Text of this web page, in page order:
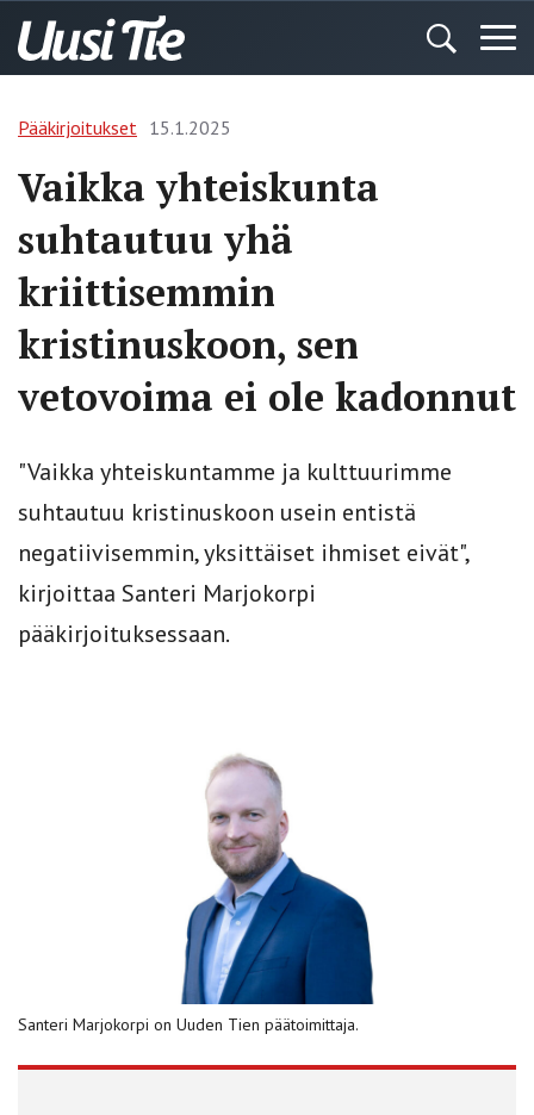
Pääkirjoitukset 15.1.2025
Vaikka yhteiskunta
suhtautuu yhä
kriittisemmin
kristinuskoon, sen
vetovoima ei ole kadonnut
"Vaikka yhteiskuntamme ja kulttuurimme
suhtautuu kristinuskoon usein entistä
negatiivisemmin, yksittäiset ihmiset eivät",
kirjoittaa Santeri Marjokorpi
pääkirjoituksessaan.
Santeri Marjokorpi on Uuden Tien päätoimittaja.